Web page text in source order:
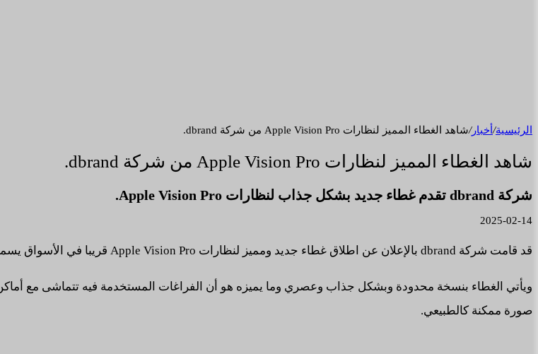
الرئيسية/ أخبار/شاهد الغطاء المميز لنظارات Apple Vision Pro من شركة dbrand.
شاهد الغطاء المميز لنظارات Apple Vision Pro من شركة dbrand.
شركة dbrand تقدم غطاء جديد بشكل جذاب لنظارات Apple Vision Pro.
2025-02-14
قد قامت شركة dbrand بالإعلان عن اطلاق غطاء جديد ومميز لنظارات Apple Vision Pro قريبا في الأسواق يسمى ب trypophobic.
ويأتي الغطاء بنسخة محدودة وبشكل جذاب وعصري وما يميزه هو أن الفراغات المستخدمة فيه تتماشى مع
صورة ممكنة كالطبيعي.